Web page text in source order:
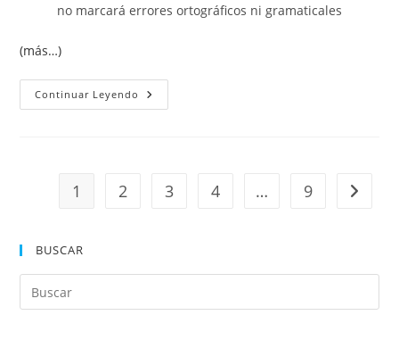
no marcará errores ortográficos ni gramaticales
(más…)
Continuar Leyendo Omitir
Nombres
1 2 3 4 … 9 Ir a la
BUSCAR